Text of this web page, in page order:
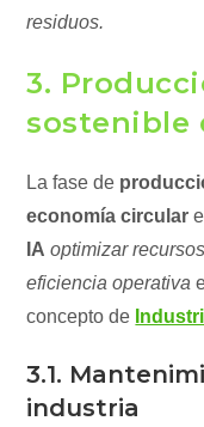
residuos.
3.
sostenible
La fase de
economía circular
IA optimizar
eficiencia operativa
concepto de
3.1.
industria